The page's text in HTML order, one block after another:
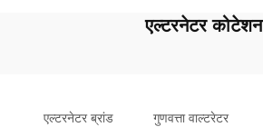
एल्टरनेटर कोटेशन
एल्टरनेटर ब्रांड गुणवत्ता वाल्टरेटर